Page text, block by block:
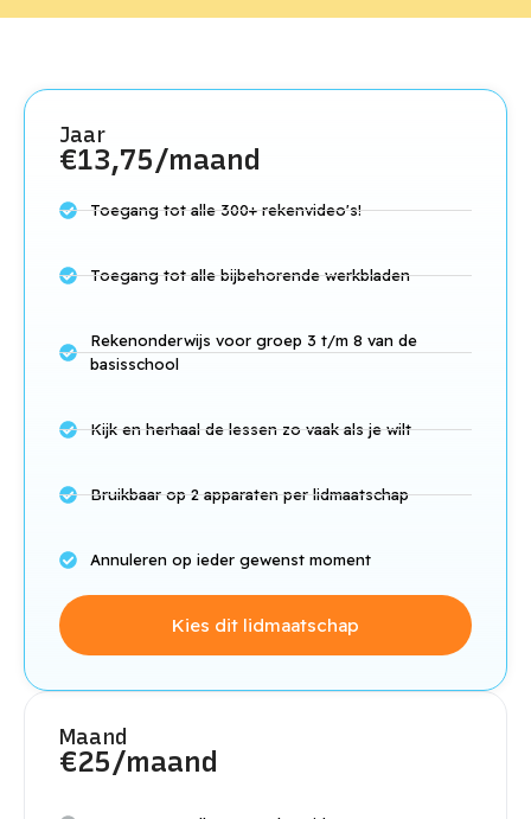
Jaar
€13,75/maand
Toegang tot alle 300+ rekenvideo's!
Toegang tot alle bijbehorende werkbladen
Rekenonderwijs voor groep 3 t/m 8 van de
basisschool
Kijk en herhaal de lessen zo vaak als je wilt
Bruikbaar op 2 apparaten per lidmaatschap
Annuleren op ieder gewenst moment
Kies dit lidmaatschap
Maand
€25/maand